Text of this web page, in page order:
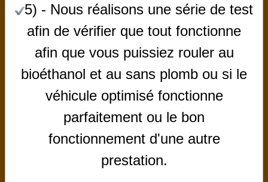
LISTE DES TARIFS
5) - Nous réalisons une série de test
afin de vérifier que tout fonctionne
afin que vous puissiez rouler au
bioéthanol et au sans plomb ou si le
véhicule optimisé fonctionne
parfaitement ou le bon
fonctionnement d'une autre
prestation.